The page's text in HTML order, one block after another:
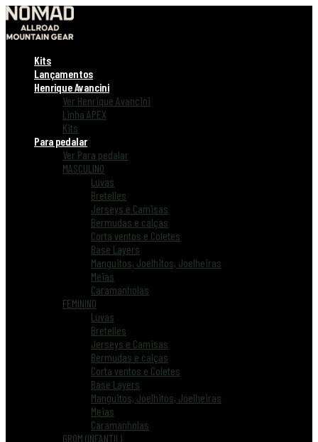
Kits
Lançamentos
Henrique Avancini
Ver Henrique Avancini
Linha APEX
Kits
Para pedalar
Ver Para pedalar
MASCULINO
Luvas
Bretelles
Jerseys e Camisas
Bermudas e calças
Corta ventos e Coletes
Base Layers
Manguitos, Joelhitos, Joelheiras
Meias
Caramanholas
FEMININO
Luvas
Bretelles
Jerseys e Camisas
Bermudas e calças
Corta ventos e Coletes
Base Layers
Manguitos, Joelhitos, Joelheiras
Meias
Caramanholas
GROM (INFANTIL)